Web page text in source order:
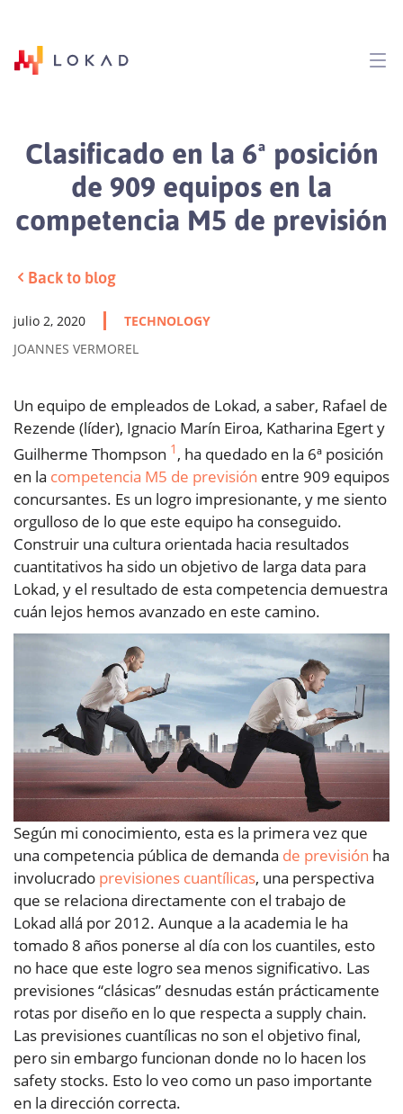
Clasificado en la 6ª posición
de 909 equipos en la
competencia M5 de previsión
Back to blog
julio 2, 2020
TECHNOLOGY
JOANNES VERMOREL
Un equipo de empleados de Lokad, a saber, Rafael de
Rezende (líder), Ignacio Marín Eiroa, Katharina Egert y
Guilherme Thompson 1 , ha quedado en la 6ª posición
en la competencia M5 de previsión entre 909 equipos
concursantes. Es un logro impresionante, y me siento
orgulloso de lo que este equipo ha conseguido.
Construir una cultura orientada hacia resultados
cuantitativos ha sido un objetivo de larga data para
Lokad, y el resultado de esta competencia demuestra
cuán lejos hemos avanzado en este camino.
Según mi conocimiento, esta es la primera vez que
una competencia pública de demanda de previsión ha
involucrado previsiones cuantílicas, una perspectiva
que se relaciona directamente con el trabajo de
Lokad allá por 2012. Aunque a la academia le ha
tomado 8 años ponerse al día con los cuantiles, esto
no hace que este logro sea menos significativo. Las
previsiones “clásicas” desnudas están prácticamente
rotas por diseño en lo que respecta a supply chain.
Las previsiones cuantílicas no son el objetivo final,
pero sin embargo funcionan donde no lo hacen los
safety stocks. Esto lo veo como un paso importante
en la dirección correcta.